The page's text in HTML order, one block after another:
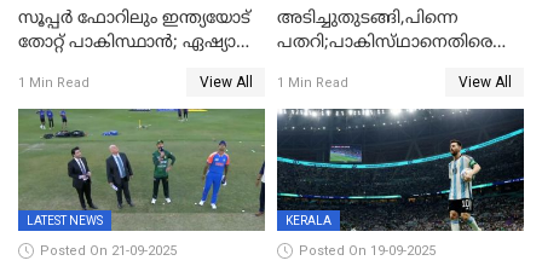
സൂപ്പർ ഫോറിലും ഇന്ത്യയോട്
തോറ്റ് പാകിസ്ഥാൻ; ഏഷ്യാ
ഇന്ത്യ, അഭിഷേക് ശർമ്മയ്ക്ക്
അർദ്ധ സെഞ്ച്വറി
1 Min Read View All
അടിച്ചുതുടങ്ങി,പിന്നെ
പതറി;പാകിസ്‌ഥാനെതിരെ
വിജയലക്ഷ്യം
1 Min Read View All
LATEST NEWS
Posted On 21-09-2025
KERALA
Posted On 19-09-2025